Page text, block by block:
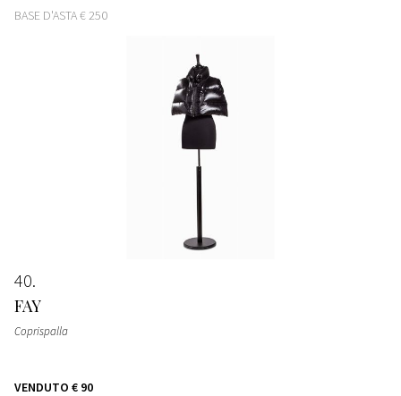
BASE D'ASTA€ 250
40
FAY
Coprispalla
VENDUTO € 90